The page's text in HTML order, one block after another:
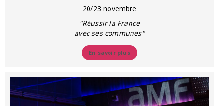
20/23 novembre
"Réussir la France
avec ses communes"
En savoir plus